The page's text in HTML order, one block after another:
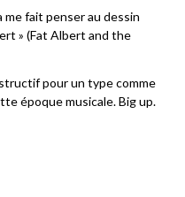
me fait penser au dessin
» (Fat Albert and the
pour un type comme
époque musicale. Big up.